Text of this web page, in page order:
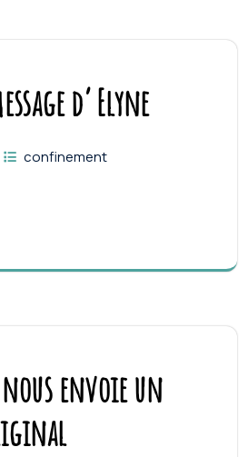
d’ Elyne
confinement
nous envoie un